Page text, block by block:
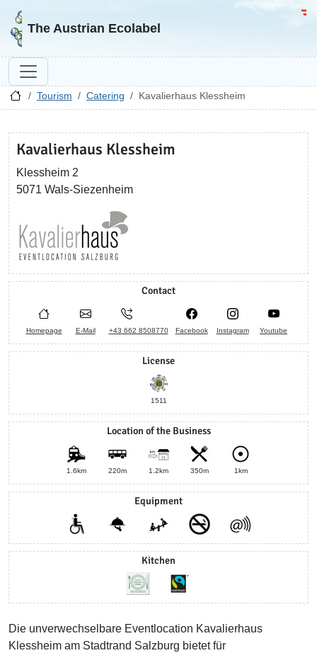
Go to homepage
The Austrian Ecolabel
Tourism Catering Kavalierhaus Klessheim
Kavalierhaus Klessheim
Klessheim 2
5071 Wals-Siezenheim
Contact
Homepage E-Mail +43 662 8508770 Facebook Instagram Youtube
License
1511
Location of the Business
1.6km 220m 1.2km 350m 1km
Equipment
Kitchen
Die unverwechselbare Eventlocation Kavalierhaus
Klessheim am Stadtrand Salzburg bietet für